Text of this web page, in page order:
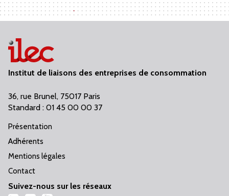
Institut de liaisons des entreprises de consommation
36, rue Brunel, 75017 Paris
Standard : 01 45 00 00 37
Présentation
Adhérents
Mentions légales
Contact
Suivez-nous sur les réseaux